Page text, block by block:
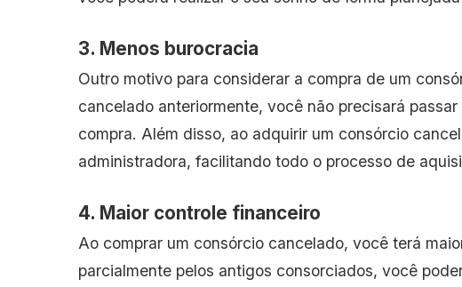
3. Menos burocracia
Outro motivo para considerar a compra de um
cancelado anteriormente, você não precisará
compra. Além disso, ao adquirir um consórcio
administradora, facilitando todo o processo de
4. Maior controle financeiro
Ao comprar um consórcio cancelado, você terá
parcialmente pelos antigos consorciados, você